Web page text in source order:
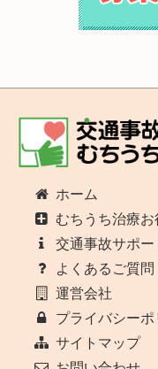
ホーム
むちうち治療
交通事故サポー
よくあるご質問
運営会社
プライバシーポ
サイトマップ